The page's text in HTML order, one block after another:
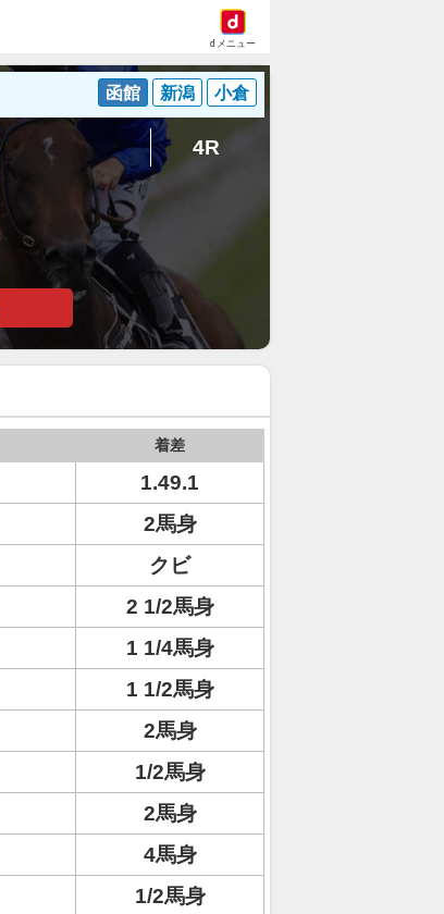
dメニュー
函館 新潟 小倉
4R
着差
1.49.1
2馬身
クビ
2 1/2馬身
1 1/4馬身
1 1/2馬身
2馬身
1/2馬身
2馬身
4馬身
1/2馬身